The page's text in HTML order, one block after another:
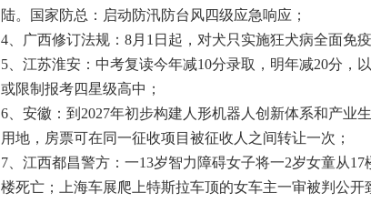
陆。国家防总：启动防汛防台风四级应急响应；
4、广西修订法规：8月1日起，对犬只实施狂犬病全面免疫
5、江苏淮安：中考复读今年减10分录取，明年减20分，
或限制报考四星级高中；
6、安徽：到2027年初步构建人形机器人创新体系和产业
用地，房票可在同一征收项目被征收人之间转让一次；
7、江西都昌警方：一13岁智力障碍女子将一2岁女童从
楼死亡；上海车展爬上特斯拉车顶的女车主一审被判公开